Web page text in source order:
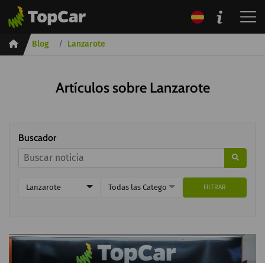
InicioBlog Lanzarote
Artículos sobre Lanzarote
Buscador
Lanzarote Todas las Categorías FILTRAR